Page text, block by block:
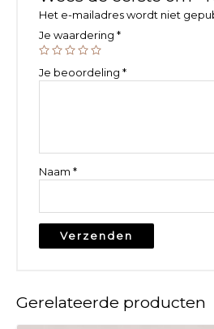
Het e-mailadres wordt niet
Je waardering *
Je beoordeling *
Naam *
Gerelateerde producten